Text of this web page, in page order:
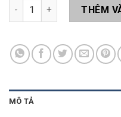
Cúp Ngôi Sao LAS06 số
THÊM
MÔ TẢ